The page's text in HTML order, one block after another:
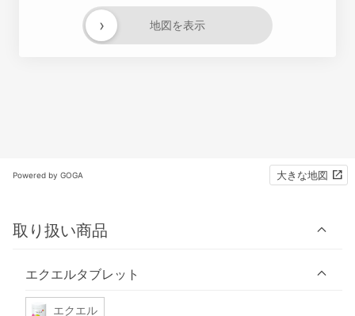
地図を表示
›
Powered by GOGA 大きな地図
取り扱い商品
エクエルタブレット
エクエル